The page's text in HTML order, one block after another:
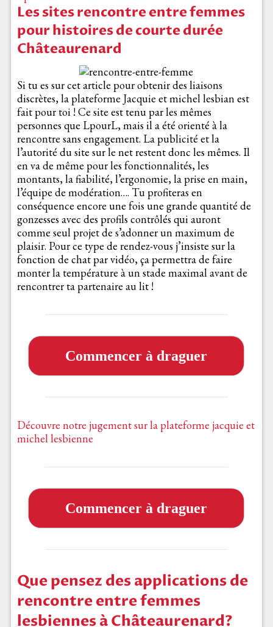
Les sites rencontre entre femmes
pour histoires de courte durée
Châteaurenard
Si tu es sur cet article pour obtenir des liaisons
discrètes, la plateforme Jacquie et michel lesbian est
fait pour toi ! Ce site est tenu par les mêmes
personnes que LpourL, mais il a été orienté à la
rencontre sans engagement. La publicité et la
l’autorité du site sur le net restent donc les mêmes. Il
en va de même pour les fonctionnalités, les
montants, la fiabilité, l’ergonomie, la prise en main,
l’équipe de modération…. Tu profiteras en
conséquence encore une fois une grande quantité de
gonzesses avec des profils contrôlés qui auront
comme seul projet de s’adonner un maximum de
plaisir. Pour ce type de rendez-vous j’insiste sur la
fonction de chat par vidéo, ça permettra de faire
monter la température à un stade maximal avant de
rencontrer ta partenaire au lit !
Commencer à draguer
Découvre notre jugement sur la plateforme jacquie et
michel lesbienne
Commencer à draguer
Que pensez des applications de
rencontre entre femmes
lesbiennes à Châteaurenard?